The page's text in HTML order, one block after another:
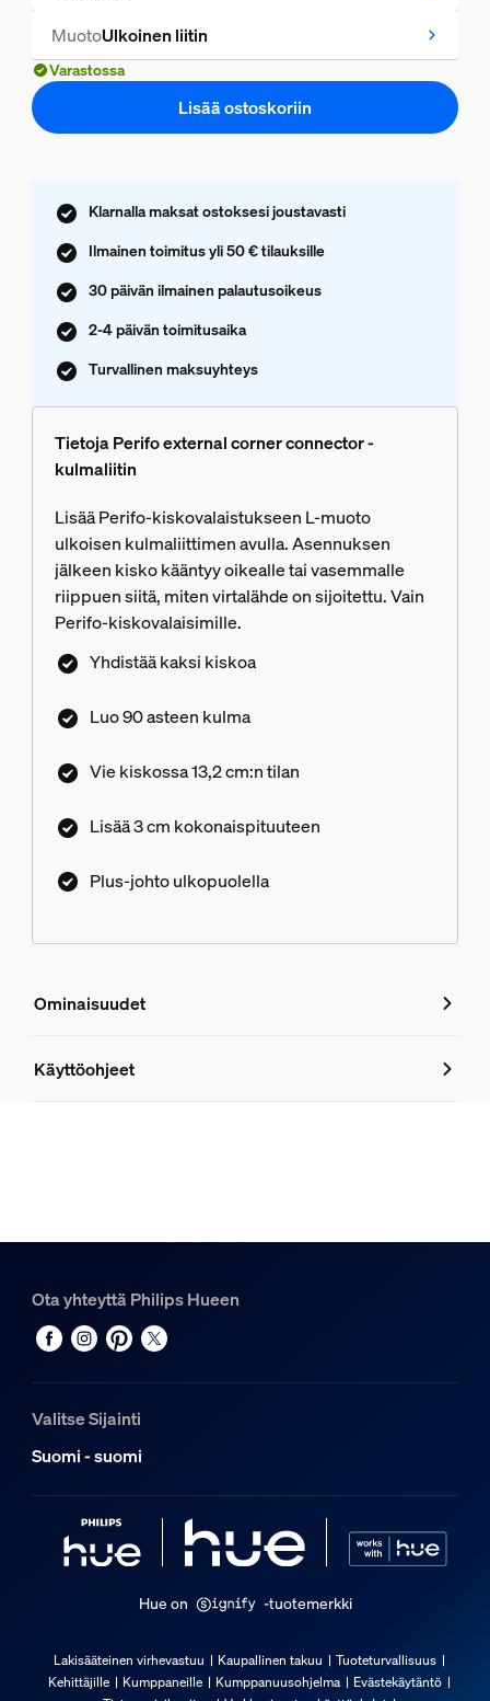
MuotoUlkoinen liitin
Varastossa
Lisää ostoskoriin
Klarnalla maksat ostoksesi joustavasti
Ilmainen toimitus yli 50 € tilauksille
30 päivän ilmainen palautusoikeus
2-4 päivän toimitusaika
Turvallinen maksuyhteys
Tietoja Perifo external corner connector -
kulmaliitin
Lisää Perifo-kiskovalaistukseen L-muoto
ulkoisen kulmaliittimen avulla. Asennuksen
jälkeen kisko kääntyy oikealle tai vasemmalle
riippuen siitä, miten virtalähde on sijoitettu. Vain
Perifo-kiskovalaisimille.
Yhdistää kaksi kiskoa
Luo 90 asteen kulma
Vie kiskossa 13,2 cm:n tilan
Lisää 3 cm kokonaispituuteen
Plus-johto ulkopuolella
Ominaisuudet
Ominaisuudet
Väri
Materiaali
Synteettinen
Yleistä
Suunniteltu erityisesti
Olohuone, Makuuhuone, Toimisto, Työhuone, Keittiö
Tyyppi
8719514407404
Käyttöohjeet
Ota yhteyttä Philips Hueen
Valitse Sijainti
Suomi - suomi
Hue on -tuotemerkki
Lakisääteinen virhevastuu Kaupallinen takuu
Tuoteturvallisuus
Kehittäjille
Kumppaneille Kumppanuusohjelma
Evästekäytäntö